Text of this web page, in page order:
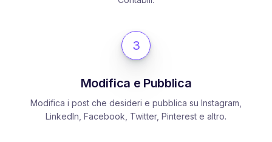
3
Modifica e Pubblica
Modifica i post che desideri e pubblica su Instagram,
LinkedIn, Facebook, Twitter, Pinterest e altro.